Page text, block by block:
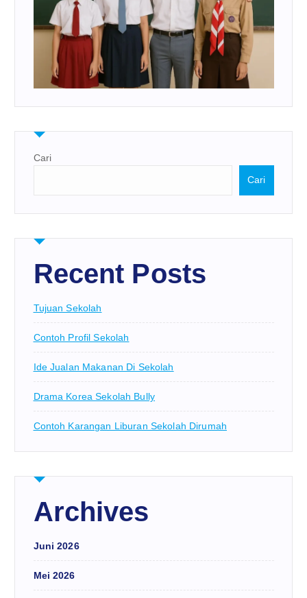
Cari
Cari
Recent Posts
Tujuan Sekolah
Contoh Profil Sekolah
Ide Jualan Makanan Di Sekolah
Drama Korea Sekolah Bully
Contoh Karangan Liburan Sekolah Dirumah
Archives
Juni 2026
Mei 2026